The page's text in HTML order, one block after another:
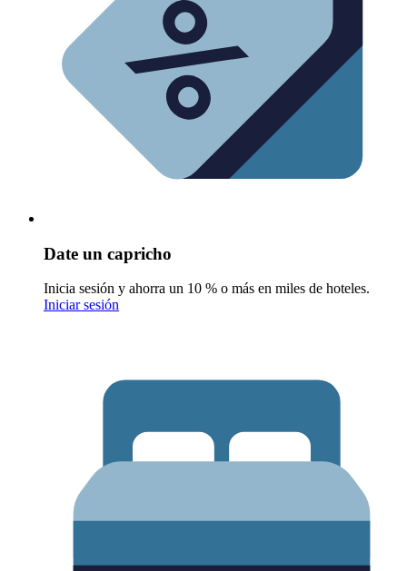
Date un capricho
Inicia sesión y ahorra un 10 % o más en miles de hoteles.
Iniciar sesión